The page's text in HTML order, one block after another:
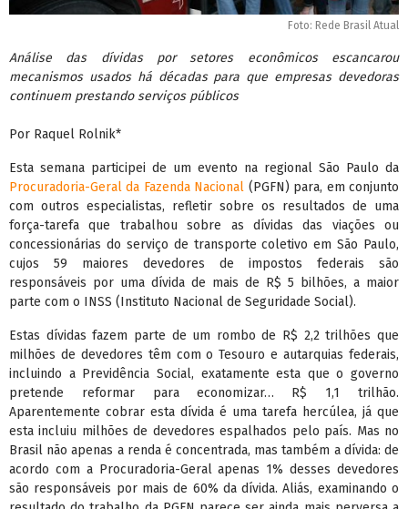
Foto: Rede Brasil Atual
Análise das dívidas por setores econômicos escancarou
mecanismos usados há décadas para que empresas devedoras
continuem prestando serviços públicos
Por Raquel Rolnik*
Esta semana participei de um evento na regional São Paulo da
Procuradoria-Geral da Fazenda Nacional (PGFN) para, em conjunto
com outros especialistas, refletir sobre os resultados de uma
força-tarefa que trabalhou sobre as dívidas das viações ou
concessionárias do serviço de transporte coletivo em São Paulo,
cujos 59 maiores devedores de impostos federais são
responsáveis por uma dívida de mais de R$ 5 bilhões, a maior
parte com o INSS (Instituto Nacional de Seguridade Social).
Estas dívidas fazem parte de um rombo de R$ 2,2 trilhões que
milhões de devedores têm com o Tesouro e autarquias federais,
incluindo a Previdência Social, exatamente esta que o governo
pretende reformar para economizar… R$ 1,1 trilhão.
Aparentemente cobrar esta dívida é uma tarefa hercúlea, já que
esta incluiu milhões de devedores espalhados pelo país. Mas no
Brasil não apenas a renda é concentrada, mas também a dívida: de
acordo com a Procuradoria-Geral apenas 1% desses devedores
são responsáveis por mais de 60% da dívida. Aliás, examinando o